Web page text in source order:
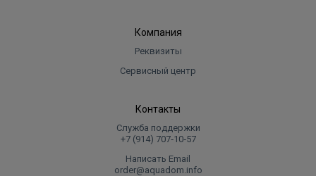
Компания
Реквизиты
Сервисный центр
Контакты
Служба поддержки
+7 (914) 707‑10‑57
Написать Email
order@aquadom.info